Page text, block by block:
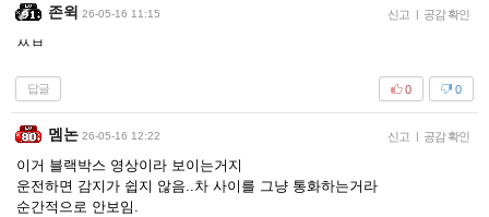
존윅 26-05-16 11:15 신고 | 공감 확인
ㅆㅂ
답글 0
0
멤논 26-05-16 12:22 신고 | 공감 확인
이거 블랙박스 영상이라 보이는거지
운전하면 감지가 쉽지 않음..차 사이를 그냥 통화하는거라
순간적으로 안보임.